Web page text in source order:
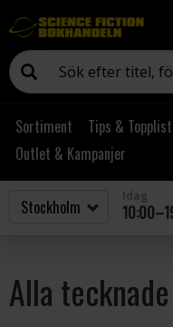
Sortiment Tips &
Outlet & Kampanjer
Alla